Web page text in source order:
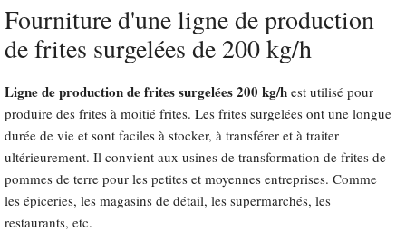
Fourniture d'une ligne de production
de frites surgelées de 200 kg/h
Ligne de production de frites surgelées 200 kg/h est utilisé pour
produire des frites à moitié frites. Les frites surgelées ont une longue
durée de vie et sont faciles à stocker, à transférer et à traiter
ultérieurement. Il convient aux usines de transformation de frites de
pommes de terre pour les petites et moyennes entreprises. Comme
les épiceries, les magasins de détail, les supermarchés, les
restaurants, etc.